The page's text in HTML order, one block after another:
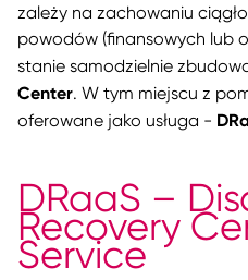
zależy na zachowaniu
powodów (finansowych lub
stanie samodzielnie
Center. W tym miejscu z
oferowane jako usługa -
DRaaS –
Recovery
Service